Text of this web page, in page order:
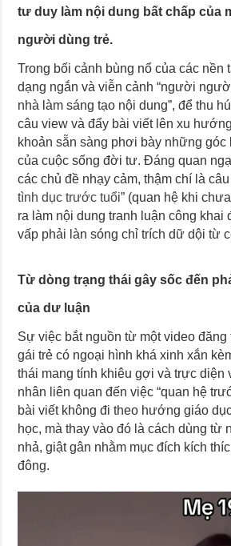
tư duy làm nội dung bất chấp của
người dùng trẻ.
Trong bối cảnh bùng nổ của các nền
dạng ngắn và viễn cảnh “người
nhà làm sáng tạo nội dung”, để thu
câu view và đẩy bài viết lên xu
khoản sẵn sàng phơi bày những góc
của cuộc sống đời tư. Đáng quan
các chủ đề nhạy cảm, thậm chí là câu
tình dục trước tuổi” (quan hệ khi
ra làm nội dung tranh luận công khai
vấp phải làn sóng chỉ trích dữ dội từ
Từ dòng trạng thái gây sốc đến
của dư luận
Sự việc bắt nguồn từ một video đăng
gái trẻ có ngoại hình khá xinh xắn
thái mang tính khiêu gợi và trực diện
nhân liên quan đến việc “quan hệ
bài viết không đi theo hướng giáo
học, mà thay vào đó là cách dùng từ
nhả, giật gân nhằm mục đích kích
đông.